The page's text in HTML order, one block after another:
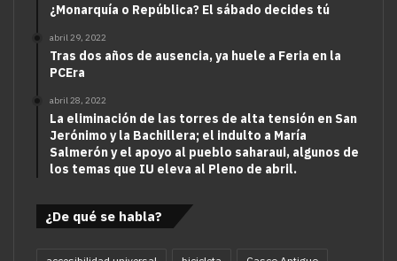
¿Monarquía o República? El sábado decides tú
abril 29, 2022
Tras dos años de ausencia, ya huele a Feria en la
PCEra
abril 28, 2022
La eliminación de las torres de alta tensión en San
Jerónimo y la Bachillera; el indulto a María
Salmerón y el apoyo al pueblo saharaui, algunos de
los temas que IU eleva al Pleno de abril.
¿De qué se habla?